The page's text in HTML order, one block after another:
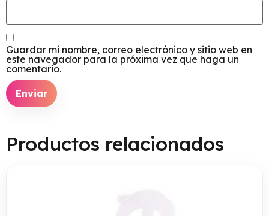
Guardar mi nombre, correo electrónico y sitio web en
este navegador para la próxima vez que haga un
comentario.
Productos relacionados